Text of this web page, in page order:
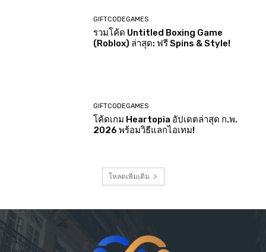
GIFTCODEGAMES
รวมโค้ด Untitled Boxing Game
(Roblox) ล่าสุด: ฟรี Spins & Style!
GIFTCODEGAMES
โค้ดเกม Heartopia อัปเดตล่าสุด ก.พ.
2026 พร้อมวิธีแลกไอเทม!
โหลดเพิ่มเติม